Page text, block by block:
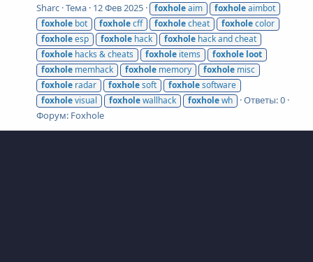
Sharc Тема 12 Фев 2025 foxholeaim foxholeaimbot
foxhole bot foxholecff foxholecheat foxholecolor
foxholeesp foxhole hack foxhole hack and cheat
foxhole hacks & cheats foxhole items foxhole loot
foxhole memhack foxhole memory foxhole misc
foxhole radar foxholesoft foxholesoftware
foxholevisual foxholewallhack foxholewh
Ответы: 0
Форум: Foxhole